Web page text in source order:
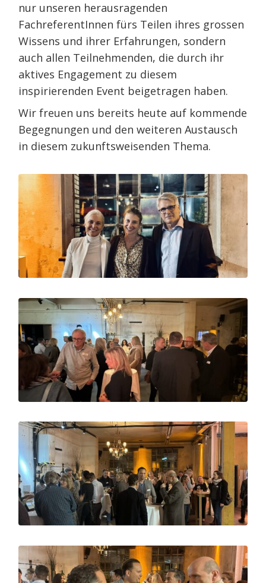
nur unseren herausragenden
FachreferentInnen fürs Teilen ihres grossen
Wissens und ihrer Erfahrungen, sondern
auch allen Teilnehmenden, die durch ihr
aktives Engagement zu diesem
inspirierenden Event beigetragen haben.
Wir freuen uns bereits heute auf kommende
Begegnungen und den weiteren Austausch
in diesem zukunftsweisenden Thema.